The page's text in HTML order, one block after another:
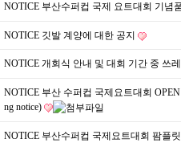
NOTICE 부산수퍼컵 국제 요트대회 기념
NOTICE 깃발 계양에 대한 공지
NOTICE 개회식 안내 및 대회 기간 중 쓰
NOTICE 부산 수퍼컵 국제요트대회
ng notice)
NOTICE 부산수퍼컵 국제요트대회 팜플